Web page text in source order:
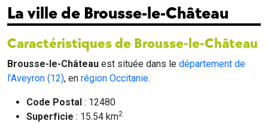
La ville de Brousse-le-Château
Caractéristiques de Brousse-le-Château
Brousse-le-Château est située dans le département de
l’Aveyron (12), en région Occitanie.
Code Postal : 12480
Superficie : 15.54 km2